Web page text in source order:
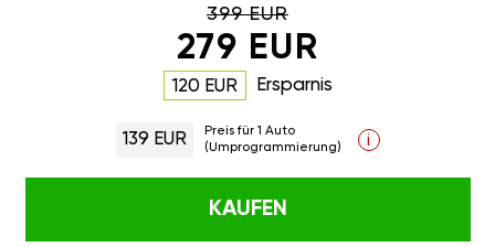
399 EUR
279 EUR
120 EUR Ersparnis
139 EUR
Preis für 1 Auto
(Umprogrammierung)
i
KAUFEN